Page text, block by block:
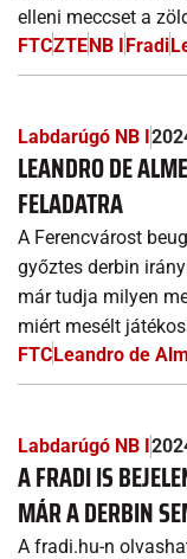
elleni meccset a
FTCZTENB IFradi
Labdarúgó NB I
LEANDRO DE
FELADATRA
A Ferencvárost
győztes derbin
már tudja milyen
miért mesélt
FTCLeandro de
Labdarúgó NB I
A FRADI IS
MÁR A DERBIN
A fradi.hu-n